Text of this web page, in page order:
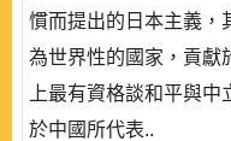
慣而提出的日本主義，
為世界性的國家，貢獻
上最有資格談和平與
於中國所代表..